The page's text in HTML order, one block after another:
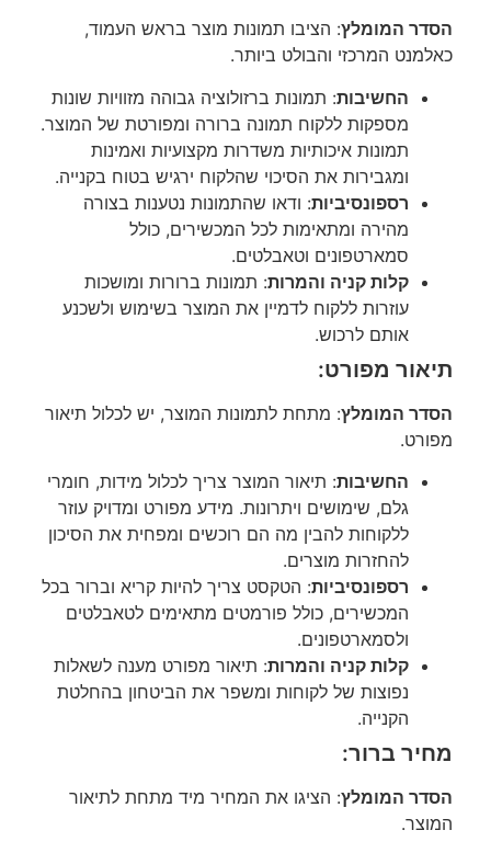
הסדר המומלץ: הציבו תמונות מוצר בראש העמוד,
כאלמנט המרכזי והבולט ביותר.
החשיבות: תמונות ברזולוציה גבוהה מזוויות שונות
מספקות ללקוח תמונה ברורה ומפורטת של המוצר.
תמונות איכותיות משדרות מקצועיות ואמינות
ומגבירות את הסיכוי שהלקוח ירגיש בטוח בקנייה.
רספונסיביות: ודאו שהתמונות נטענות בצורה
מהירה ומתאימות לכל המכשירים, כולל
סמארטפונים וטאבלטים.
קלות קניה והמרות: תמונות ברורות ומושכות
עוזרות ללקוח לדמיין את המוצר בשימוש ולשכנע
אותם לרכוש.
תיאור מפורט:
הסדר המומלץ: מתחת לתמונות המוצר, יש לכלול תיאור
מפורט.
החשיבות: תיאור המוצר צריך לכלול מידות, חומרי
גלם, שימושים ויתרונות. מידע מפורט ומדויק עוזר
ללקוחות להבין מה הם רוכשים ומפחית את הסיכון
להחזרות מוצרים.
רספונסיביות: הטקסט צריך להיות קריא וברור בכל
המכשירים, כולל פורמטים מתאימים לטאבלטים
ולסמארטפונים.
קלות קניה והמרות: תיאור מפורט מענה לשאלות
נפוצות של לקוחות ומשפר את הביטחון בהחלטת
הקנייה.
מחיר ברור:
הסדר המומלץ: הציגו את המחיר מיד מתחת לתיאור
המוצר.